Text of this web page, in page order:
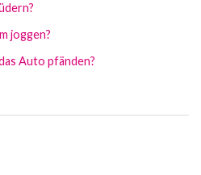
joggen?
Auto pfänden?